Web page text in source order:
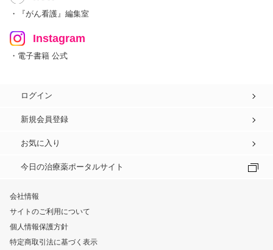
・『がん看護』編集室
Instagram
・電子書籍 公式
ログイン
新規会員登録
お気に入り
今日の治療薬ポータルサイト
会社情報
サイトのご利用について
個人情報保護方針
特定商取引法に基づく表示